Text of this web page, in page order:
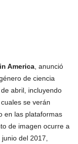
America , anunció
de ciencia
abril, incluyendo
se verán
en las plataformas
de imagen ocurre a
del 2017,